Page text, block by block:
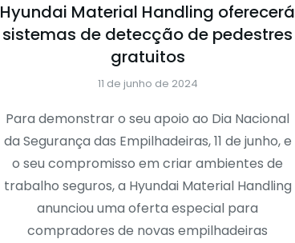
Hyundai Material Handling oferecerá
sistemas de detecção de pedestres
gratuitos
11 de junho de 2024
Para demonstrar o seu apoio ao Dia Nacional
da Segurança das Empilhadeiras, 11 de junho, e
o seu compromisso em criar ambientes de
trabalho seguros, a Hyundai Material Handling
anunciou uma oferta especial para
compradores de novas empilhadeiras